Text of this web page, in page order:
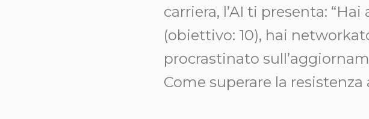
carriera, l’AI ti presenta:
(obiettivo: 10), hai
procrastinato
Come superare la